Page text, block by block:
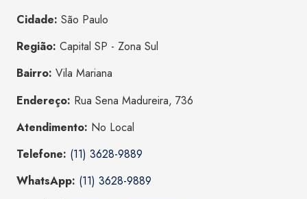
Cidade: São Paulo
Região: Capital SP - Zona Sul
Bairro: Vila Mariana
Endereço: Rua Sena Madureira, 736
Atendimento: No Local
Telefone: (11) 3628-9889
WhatsApp: (11) 3628-9889